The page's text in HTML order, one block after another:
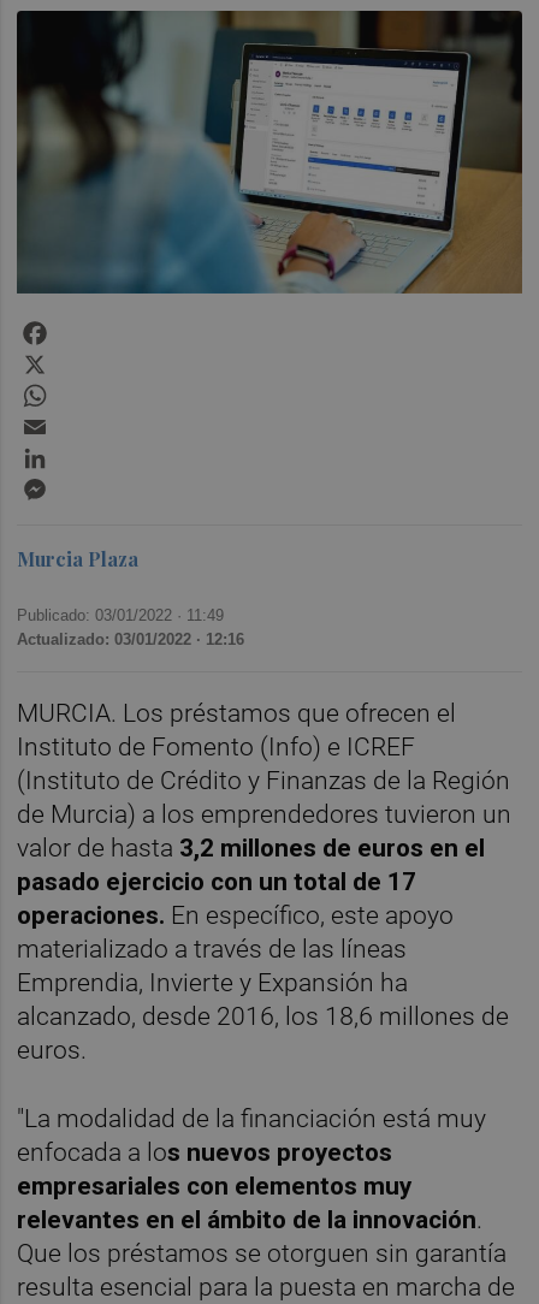
Murcia Plaza
Publicado: 03/01/2022 · 11:49
Actualizado: 03/01/2022 · 12:16
MURCIA. Los préstamos que ofrecen el
Instituto de Fomento (Info) e ICREF
(Instituto de Crédito y Finanzas de la Región
de Murcia) a los emprendedores tuvieron un
valor de hasta 3,2 millones de euros en el
pasado ejercicio con un total de 17
operaciones. En específico, este apoyo
materializado a través de las líneas
Emprendia, Invierte y Expansión ha
alcanzado, desde 2016, los 18,6 millones de
euros.
"La modalidad de la financiación está muy
enfocada a los nuevos proyectos
empresariales con elementos muy
relevantes en el ámbito de la innovación.
Que los préstamos se otorguen sin garantía
resulta esencial para la puesta en marcha de